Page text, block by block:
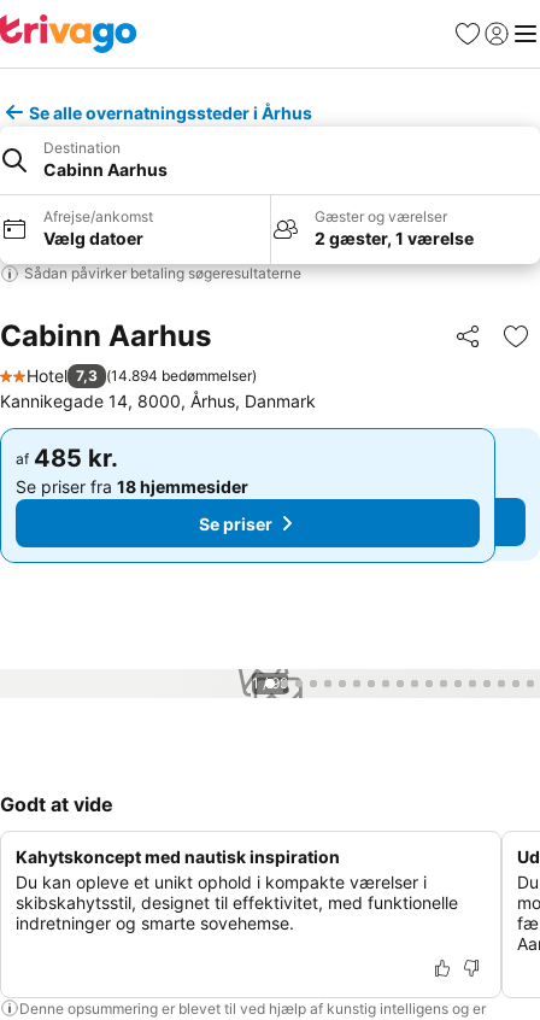
Favoritter
Log ind
Se alle overnatningssteder i Århus
Destination
Cabinn Aarhus
Afrejse/ankomst
Vælg datoer
Gæster og værelser
2 gæster, 1 værelse
Sådan påvirker betaling søgeresultaterne
Cabinn Aarhus Del
2 Stjerner
Hotel 7,3 (14.894 bedømmelser)
Kannikegade 14, 8000, Århus, Danmark
af 485 kr.
Se priser fra 18 hjemmesider
Se priser
af 485 kr.
Se priser fra 18 hjemmesider
Se priser
1 / 99
Godt at vide
Kahytskoncept med nautisk inspiration
Du kan opleve et unikt ophold i kompakte værelser i
skibskahytsstil, designet til effektivitet, med funktionelle
indretninger og smarte sovehemse.
Denne opsummering er blevet til ved hjælp af kunstig intelligens og er